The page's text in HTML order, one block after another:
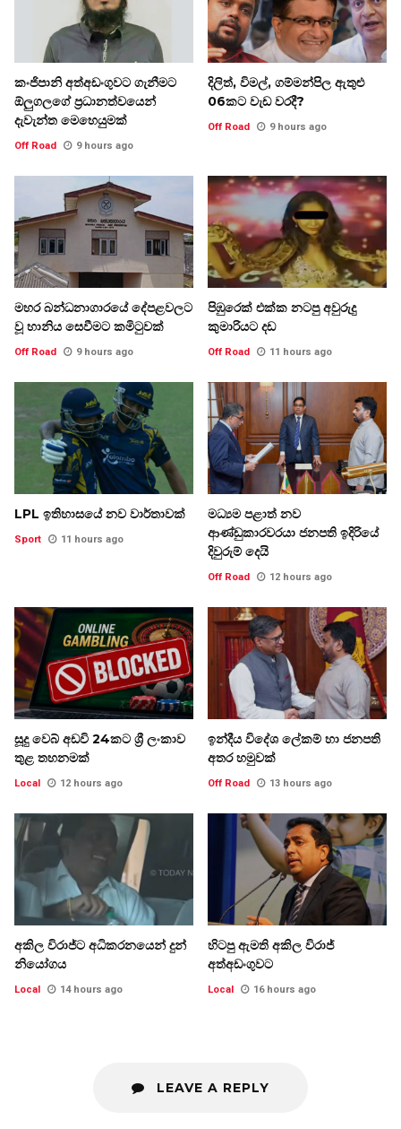
කංජිපානි අත්අඩංගුවට ගැනීමට
ඕලුගලගේ ප්‍රධානත්වයෙන්
දැවැන්ත මෙහෙයුමක්
Off Road 9 hours ago
දිලිත්, විමල්, ගම්මන්පිල ඇතුළු
06කට වැඩ වරදී?
Off Road 9 hours ago
මහර බන්ධනාගාරයේ දේපළවලට
වූ හානිය සෙවීමට කමිටුවක්
Off Road 9 hours ago
පිඹුරෙක් එක්ක නටපු අවුරුදු
කුමාරියට දඩ
Off Road 11 hours ago
LPL ඉතිහාසයේ නව වාර්තාවක්
Sport 11 hours ago
මධ්‍යම පළාත් නව
ආණ්ඩුකාරවරයා ජනපති ඉදිරියේ
දිවුරුම් දෙයි
Off Road 12 hours ago
සූදු වෙබ් අඩවි 24කට ශ්‍රී ලංකාව
තුළ තහනමක්
Local 12 hours ago
ඉන්දීය විදේශ ලේකම් හා ජනපති
අතර හමුවක්
Off Road 13 hours ago
අකිල විරාජ්ට අධිකරනයෙන් දුන්
නියෝගය
Local 14 hours ago
හිටපු ඇමති අකිල විරාජ්
අත්අඩංගුවට
Local 16 hours ago
LEAVE A REPLY